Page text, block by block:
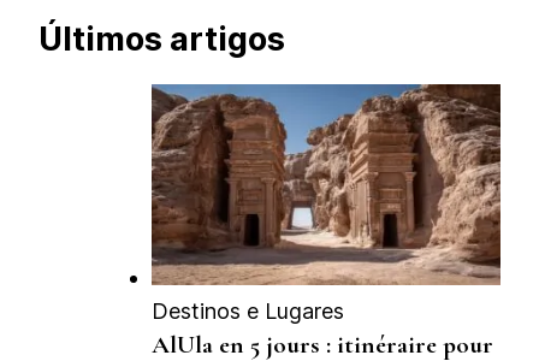
Últimos artigos
Destinos e Lugares
AlUla en 5 jours : itinéraire pour